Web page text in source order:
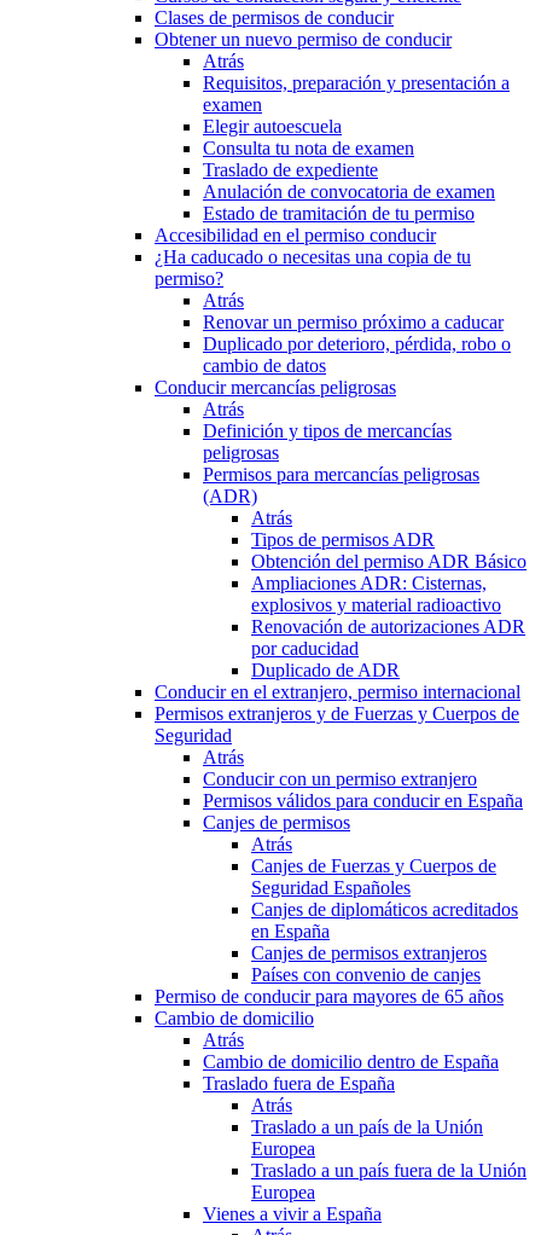
Clases de permisos de conducir
Obtener un nuevo permiso de conducir
Atrás
Requisitos, preparación y presentación a
examen
Elegir autoescuela
Consulta tu nota de examen
Traslado de expediente
Anulación de convocatoria de examen
Estado de tramitación de tu permiso
Accesibilidad en el permiso conducir
¿Ha caducado o necesitas una copia de tu
permiso?
Atrás
Renovar un permiso próximo a caducar
Duplicado por deterioro, pérdida, robo o
cambio de datos
Conducir mercancías peligrosas
Atrás
Definición y tipos de mercancías
peligrosas
Permisos para mercancías peligrosas
(ADR)
Atrás
Tipos de permisos ADR
Obtención del permiso ADR Básico
Ampliaciones ADR: Cisternas,
explosivos y material radioactivo
Renovación de autorizaciones ADR
por caducidad
Duplicado de ADR
Conducir en el extranjero, permiso internacional
Permisos extranjeros y de Fuerzas y Cuerpos de
Seguridad
Atrás
Conducir con un permiso extranjero
Permisos válidos para conducir en España
Canjes de permisos
Atrás
Canjes de Fuerzas y Cuerpos de
Seguridad Españoles
Canjes de diplomáticos acreditados
en España
Canjes de permisos extranjeros
Países con convenio de canjes
Permiso de conducir para mayores de 65 años
Cambio de domicilio
Atrás
Cambio de domicilio dentro de España
Traslado fuera de España
Atrás
Traslado a un país de la Unión
Europea
Traslado a un país fuera de la Unión
Europea
Vienes a vivir a España